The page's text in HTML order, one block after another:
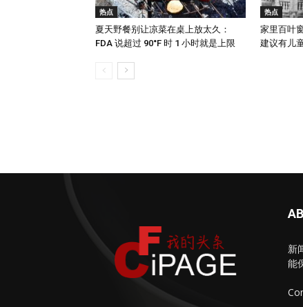
热点
夏天野餐别让凉菜在桌上放太久：
FDA 说超过 90°F 时 1 小时就是上限
热点
家里百叶
建议有儿
新
能